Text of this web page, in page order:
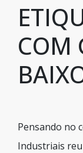
COM
Pensando no
Industriais